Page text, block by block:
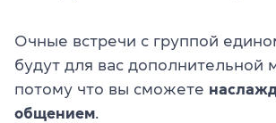
Очные встречи с группой
будут для вас дополнительной
потому что вы сможете
общением.